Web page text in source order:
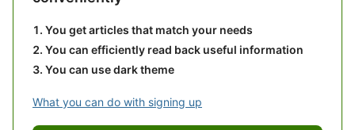
You get articles that match your needs
You can efficiently read back useful information
You can use dark theme
What you can do with signing up